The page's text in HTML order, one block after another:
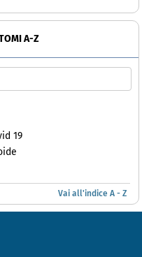
A-Z
19
Vai all'indice A - Z